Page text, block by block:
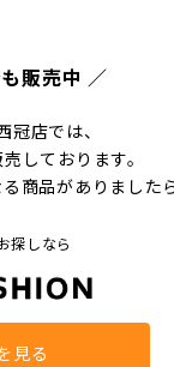
販売中 ／
冠店では、
しております。
商品がありました
探しなら
見る